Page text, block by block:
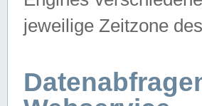
jeweilige Zeitzone